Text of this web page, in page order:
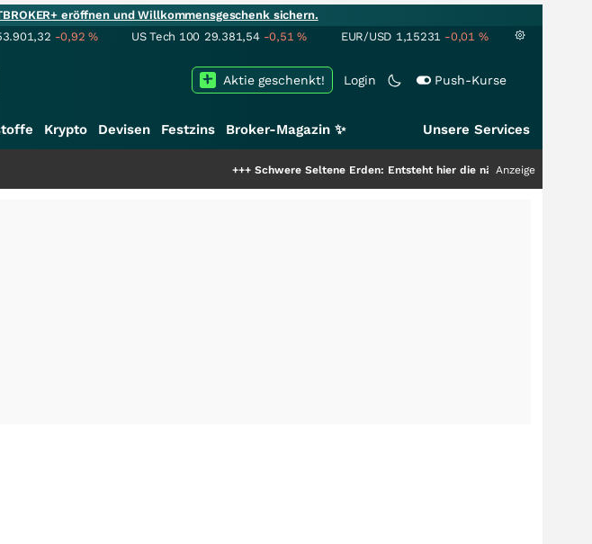
eröffnen und Willkommensgeschenk sichern.
-0,92% US Tech 100 29.381,54 -0,51% EUR/USD 1,15231 -0,01 %
Login Push-Kurse
Aktie geschenkt!
Krypto Devisen Festzins Broker-Magazin ✨ Unsere Services
Schwere Seltene Erden: Entsteht hier die nächste Milliardenstory?
Anzeige